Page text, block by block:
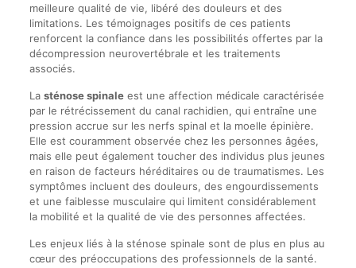
meilleure qualité de vie, libéré des douleurs et des
limitations. Les témoignages positifs de ces patients
renforcent la confiance dans les possibilités offertes par la
décompression neurovertébrale et les traitements
associés.
La sténose spinaleest une affection médicale caractérisée
par le rétrécissement du canal rachidien, qui entraîne une
pression accrue sur les nerfs spinal et la moelle épinière.
Elle est couramment observée chez les personnes âgées,
mais elle peut également toucher des individus plus jeunes
en raison de facteurs héréditaires ou de traumatismes. Les
symptômes incluent des douleurs, des engourdissements
et une faiblesse musculaire qui limitent considérablement
la mobilité et la qualité de vie des personnes affectées.
Les enjeux liés à la sténose spinale sont de plus en plus au
cœur des préoccupations des professionnels de la santé.